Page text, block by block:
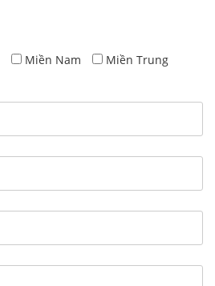
Miền Nam Miền Trung